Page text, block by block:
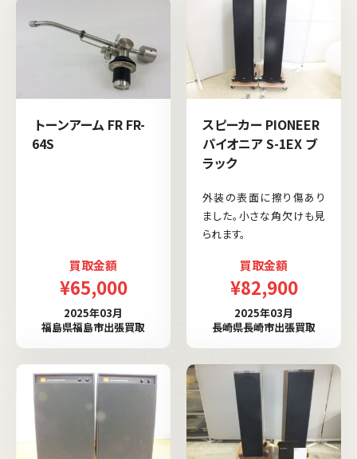
トーンアーム FR FR-
64S
買取金額
¥65,000
2025年03月
福島県福島市出張買取
スピーカー PIONEER
パイオニア S-1EX ブ
ラック
外装の表面に擦り傷あり
ました。小さな角欠けも見
られます。
買取金額
¥82,900
2025年03月
長崎県長崎市出張買取